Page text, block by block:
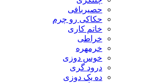
حصیربافی
حکاکی رو چرم
خاتم کاری
خراطی
خرمهره
خوس دوزی
درود گری
ده یک دوزی